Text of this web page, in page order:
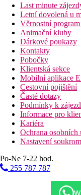
Last minute
Letní dovolená u
Věrnostní
Animační kluby
Dárkové poukazy
Kontakty
Pobočky
Klientská sekce
Mobilní aplikace
Cestovní pojištění
Časté dotazy
Podmínky k
Informace pro
Kariéra
Ochrana osobních
Nastavení
Po-Ne 7-22 hod.
255 787 787